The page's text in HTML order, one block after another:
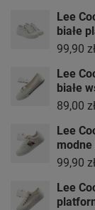
Lee
białe
99,90 zł
Lee
białe
89,00 zł
Lee
modne
99,90 zł
Lee